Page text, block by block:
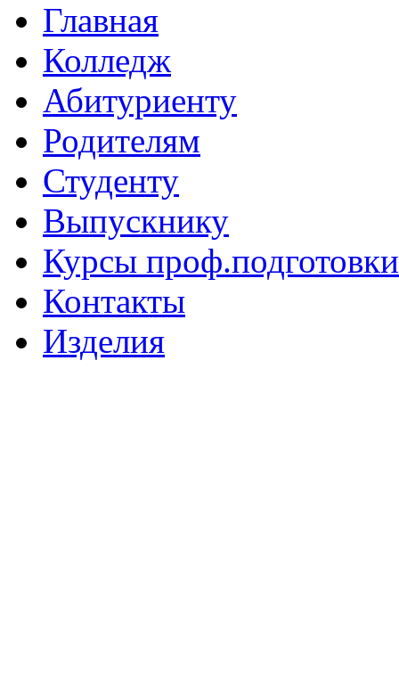
Главная
Колледж
Абитуриенту
Родителям
Студенту
Выпускнику
Курсы проф.подготовки
Контакты
Изделия